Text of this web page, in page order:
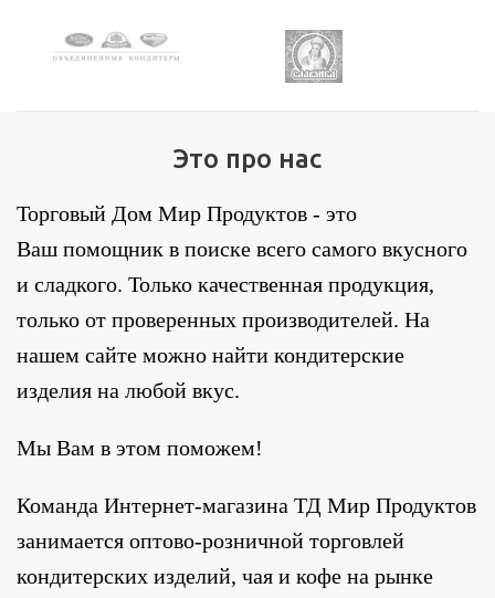
Это про нас
Торговый Дом Мир Продуктов - это
Ваш помощник в поиске всего самого вкусного
и сладкого. Только качественная продукция,
только от проверенных производителей. На
нашем сайте можно найти кондитерские
изделия на любой вкус.
Мы Вам в этом поможем!
Команда Интернет-магазина ТД Мир Продуктов
занимается оптово-розничной торговлей
кондитерских изделий, чая и кофе на рынке